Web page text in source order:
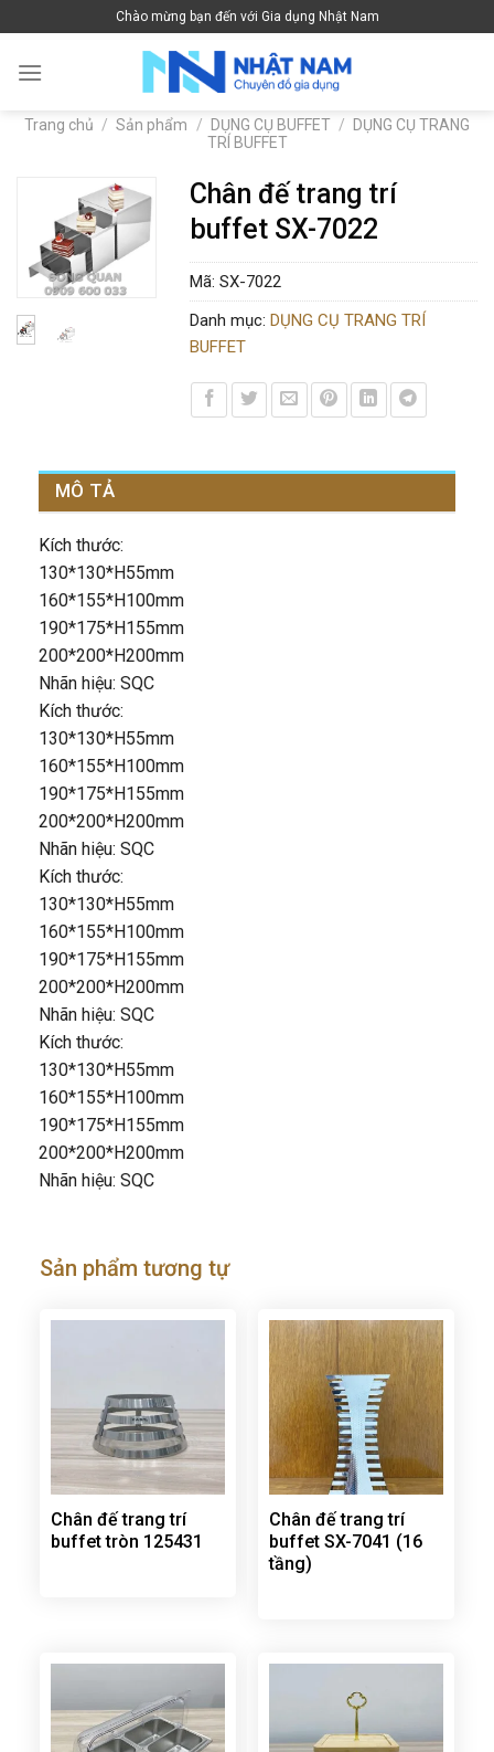
to
content
Chào mừng bạn đến với Gia dụng Nhật Nam
Trang chủ / Sản phẩm / DỤNG CỤ BUFFET /
DỤNG CỤ TRANG
TRÍ BUFFET
Chân đế trang trí
buffet SX-7022
Mã: SX-7022
Danh mục: DỤNG CỤ TRANG TRÍ
BUFFET
MÔ TẢ
Kích thước:
130*130*H55mm
160*155*H100mm
190*175*H155mm
200*200*H200mm
Nhãn hiệu: SQC
Kích thước:
130*130*H55mm
160*155*H100mm
190*175*H155mm
200*200*H200mm
Nhãn hiệu: SQC
Kích thước:
130*130*H55mm
160*155*H100mm
190*175*H155mm
200*200*H200mm
Nhãn hiệu: SQC
Kích thước:
130*130*H55mm
160*155*H100mm
190*175*H155mm
200*200*H200mm
Nhãn hiệu: SQC
Sản phẩm tương tự
Chân đế trang trí
buffet tròn 125431
Chân đế trang trí
buffet SX-7041 (16
tầng)